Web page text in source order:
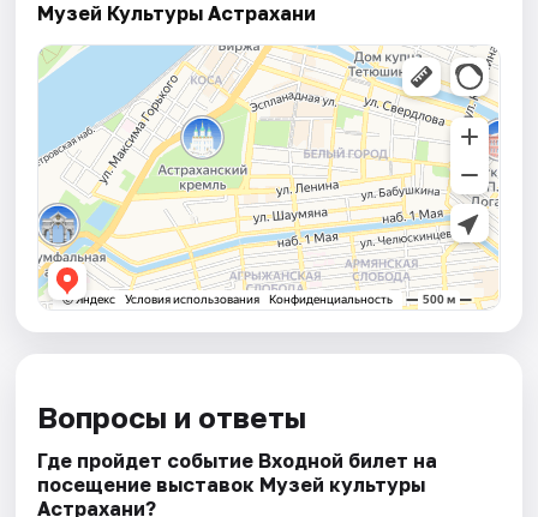
Музей Культуры Астрахани
Вопросы и ответы
Где пройдет событие Входной билет на
посещение выставок Музей культуры
Астрахани?